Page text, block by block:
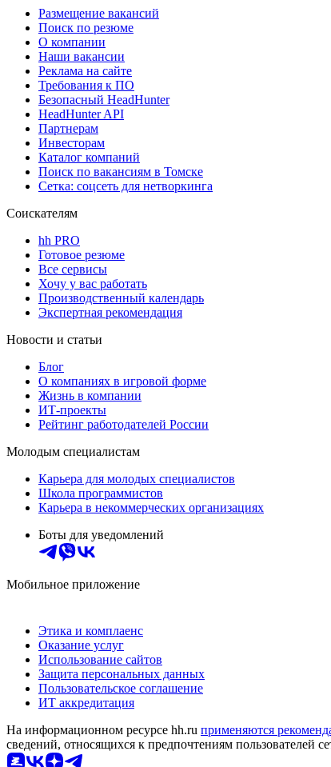
Размещение вакансий
Поиск по резюме
О компании
Наши вакансии
Реклама на сайте
Требования к ПО
Безопасный HeadHunter
HeadHunter API
Партнерам
Инвесторам
Каталог компаний
Поиск по вакансиям в Томске
Сетка: соцсеть для нетворкинга
Соискателям
hh PRO
Готовое резюме
Все сервисы
Хочу у вас работать
Производственный календарь
Экспертная рекомендация
Новости и статьи
Блог
О компаниях в игровой форме
Жизнь в компании
ИТ-проекты
Рейтинг работодателей России
Молодым специалистам
Карьера для молодых специалистов
Школа программистов
Карьера в некоммерческих организациях
Боты для уведомлений
Мобильное приложение
Этика и комплаенс
Оказание услуг
Использование сайтов
Защита персональных данных
Пользовательское соглашение
ИТ аккредитация
На информационном ресурсе hh.ru применяются
сведений, относящихся к предпочтениям пользователей